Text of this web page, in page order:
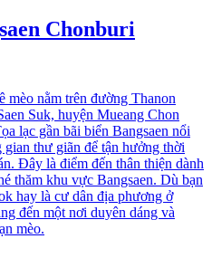
Chonburi
mèo nằm trên đường Thanon
Suk, huyện Mueang Chon
lạc gần bãi biển Bangsaen nổi
thư giãn để tận hưởng thời
Đây là điểm đến thân thiện dành
thăm khu vực Bangsaen. Dù bạn
hay là cư dân địa phương ở
đến một nơi duyên dáng và
mèo.